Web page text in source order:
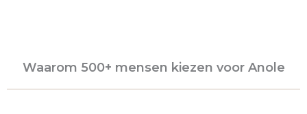
Waarom 500+ mensen kiezen voor Anole